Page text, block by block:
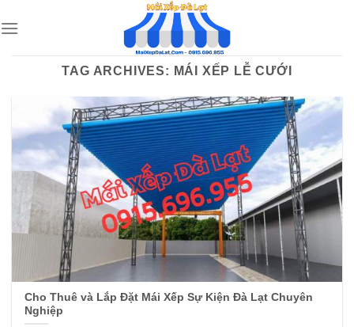
to
TAG ARCHIVES: MÁI XẾP LỄ CƯỚI
Cho Thuê và Lắp Đặt Mái Xếp Sự Kiện Đà Lạt Chuyên
Nghiệp